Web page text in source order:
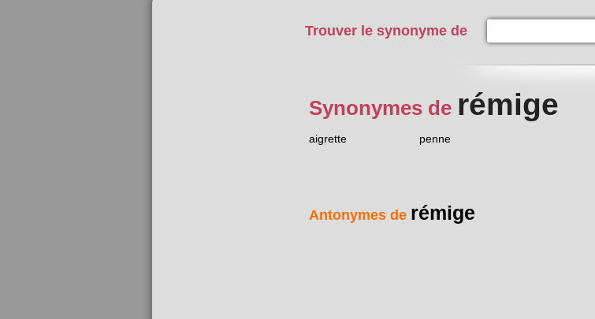
Trouver le synonyme de
Synonymes de rémige
aigrette penne
Antonymes de rémige